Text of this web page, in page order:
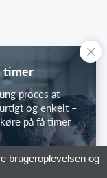
timer
proces at
og enkelt –
på få timer
brugeroplevelsen og